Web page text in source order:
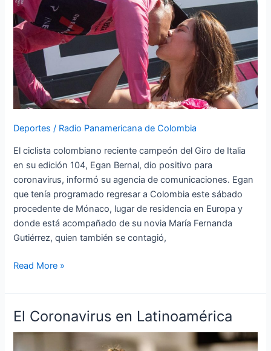
Deportes / Radio Panamericana de Colombia
El ciclista colombiano reciente campeón del Giro de Italia
en su edición 104, Egan Bernal, dio positivo para
coronavirus, informó su agencia de comunicaciones. Egan
que tenía programado regresar a Colombia este sábado
procedente de Mónaco, lugar de residencia en Europa y
donde está acompañado de su novia María Fernanda
Gutiérrez, quien también se contagió,
COVID-
19
Read More »
El Coronavirus en Latinoamérica
El
en